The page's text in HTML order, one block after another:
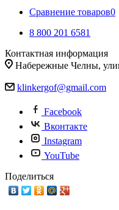
Сравнение товаров0
8 800 201 6581
Контактная информация
Набережные Челны,
klinkergof@gmail.com
Facebook
Вконтакте
Instagram
YouTube
Поделиться